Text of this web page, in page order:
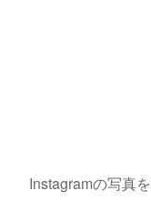
Instagramの写真